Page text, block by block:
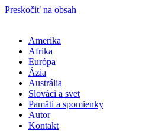
Preskočiť na obsah
Amerika
Afrika
Európa
Ázia
Austrália
Slováci a svet
Pamäti a spomienky
Autor
Kontakt